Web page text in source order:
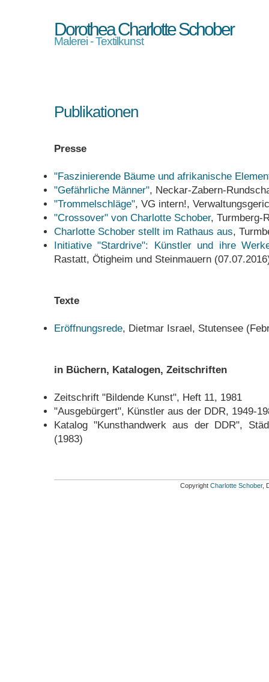
Dorothea Charlotte Schober
Malerei - Textilkunst
Publikationen
Presse
"Faszinierende Bäume und afrikanische
"Gefährliche Männer", Neckar-Zabern-
"Trommelschläge", VG intern!,
"Crossover" von Charlotte Schober, Turmberg-
Charlotte Schober stellt im Rathaus aus,
Initiative "Stardrive": Künstler und ihre
Rastatt, Ötigheim und Steinmauern
Texte
Eröffnungsrede, Dietmar Israel, Stutensee
in Büchern, Katalogen, Zeitschriften
Zeitschrift "Bildende Kunst", Heft 11, 1981
"Ausgebürgert", Künstler aus der DDR, 1949-
Katalog "Kunsthandwerk aus der DDR",
(1983)
Copyright Charlotte Schober,